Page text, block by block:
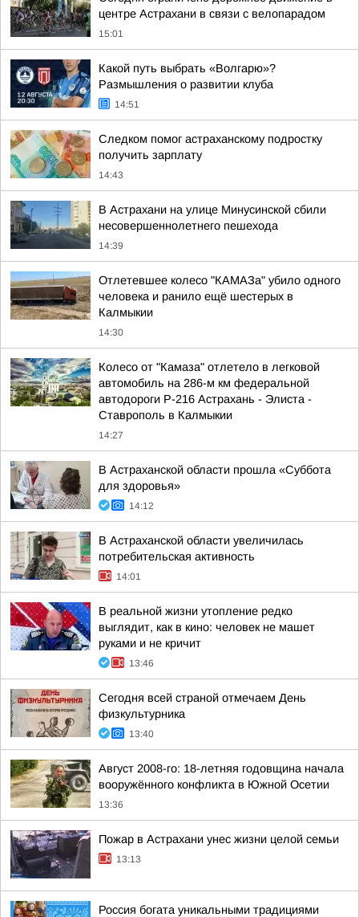
центре Астрахани в связи с велопарадом
15:01
Какой путь выбрать «Волгарю»?
Размышления о развитии клуба
14:51
Следком помог астраханскому подростку
получить зарплату
14:43
В Астрахани на улице Минусинской сбили
несовершеннолетнего пешехода
14:39
Отлетевшее колесо "КАМАЗа" убило одного
человека и ранило ещё шестерых в
Калмыкии
14:30
Колесо от "Камаза" отлетело в легковой
автомобиль на 286-м км федеральной
автодороги Р-216 Астрахань - Элиста -
Ставрополь в Калмыкии
14:27
В Астраханской области прошла «Суббота
для здоровья»
14:12
В Астраханской области увеличилась
потребительская активность
14:01
В реальной жизни утопление редко
выглядит, как в кино: человек не машет
руками и не кричит
13:46
Сегодня всей страной отмечаем День
физкультурника
13:40
Август 2008-го: 18-летняя годовщина начала
вооружённого конфликта в Южной Осетии
13:36
Пожар в Астрахани унес жизни целой семьи
13:13
Россия богата уникальными традициями